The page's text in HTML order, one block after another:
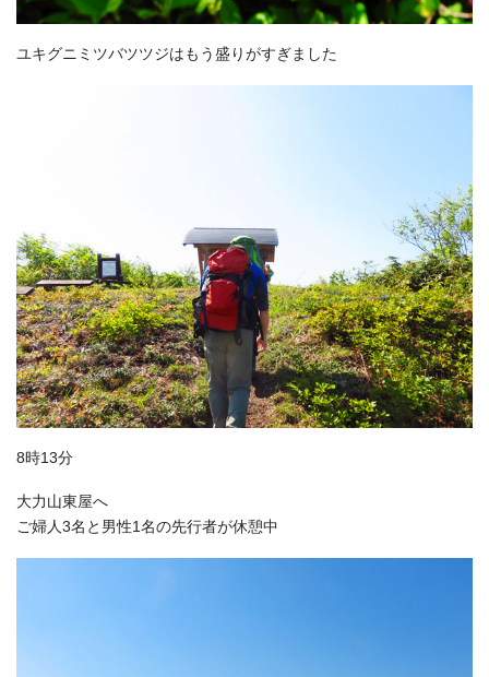
ユキグニミツバツツジはもう盛りがすぎました
8時13分
大力山東屋へ
ご婦人3名と男性1名の先行者が休憩中